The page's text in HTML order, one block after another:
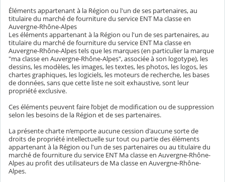
Éléments appartenant à la Région ou l'un de ses partenaires, au
titulaire du marché de fourniture du service ENT Ma classe en
Auvergne-Rhône-Alpes
Les éléments appartenant à la Région ou l'un de ses partenaires, au
titulaire du marché de fourniture du service ENT Ma classe en
Auvergne-Rhône-Alpes tels que les marques (en particulier la marque
"ma classe en Auvergne-Rhône-Alpes", associée à son logotype), les
dessins, les modèles, les images, les textes, les photos, les logos, les
chartes graphiques, les logiciels, les moteurs de recherche, les bases
de données, sans que cette liste ne soit exhaustive, sont leur
propriété exclusive.
Ces éléments peuvent faire l’objet de modification ou de suppression
selon les besoins de la Région et de ses partenaires.
La présente charte n’emporte aucune cession d'aucune sorte de
droits de propriété intellectuelle sur tout ou partie des éléments
appartenant à la Région ou l'un de ses partenaires ou au titulaire du
marché de fourniture du service ENT Ma classe en Auvergne-Rhône-
Alpes au profit des utilisateurs de Ma classe en Auvergne-Rhône-
Alpes.